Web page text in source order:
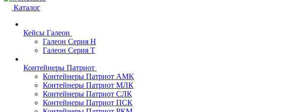
Каталог
Кейсы Галеон
Галеон Серия Н
Галеон Серия Т
Контейнеры Патриот
Контейнеры Патриот АМК
Контейнеры Патриот МЛК
Контейнеры Патриот CЛК
Контейнеры Патриот ПСК